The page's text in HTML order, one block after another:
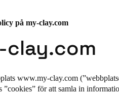
DeutschFrançaisItaliano
France
Français
på my-clay.com
clay.com
www.my-clay.com
”cookies” för att samla in